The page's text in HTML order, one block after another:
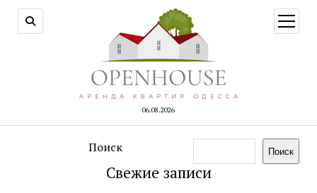
06.08.2026
меню
Поиск Поиск
Свежие записи